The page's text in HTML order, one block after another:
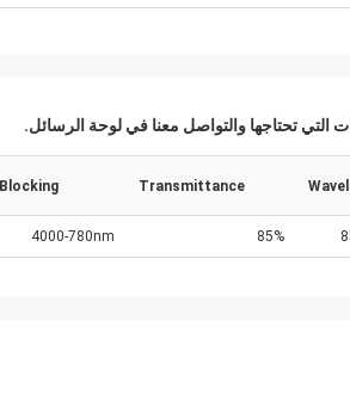
التي تحتاجها والتواصل معنا في لوحة الرسائل.
Transmittance
Blocking
85%
4000-780nm